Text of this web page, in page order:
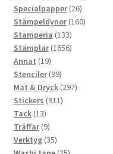
produkter
Specialpapper 2626
produkter
Stämpeldynor 160160
Stamperia 133133
produkter
Stämplar 16561656
Annat 1919
produkter
Stenciler 9999
produkter
Mat & Dryck 297297
Stickers 311311
Tack 1313
produkter
Träffar 99
produkter
Verktyg 3535